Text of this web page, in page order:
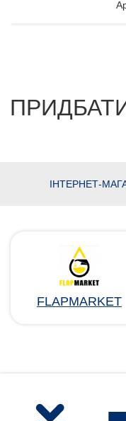
ІНТЕРНЕТ-
FLAPMARKET